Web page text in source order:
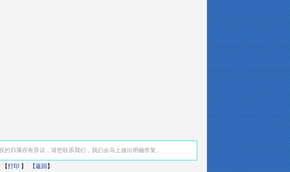
归属存有异议，请您联系我们，我们会马上做出明确答复。
打印 】 【返回 】